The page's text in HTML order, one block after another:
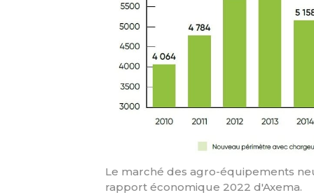
Le marché des agro-équipements
rapport économique 2022 d'Axema.